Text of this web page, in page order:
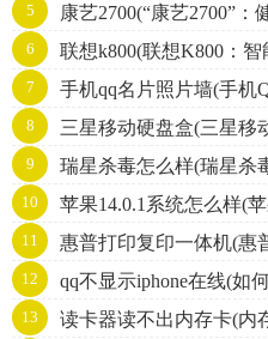
全套打印需求)
5 康艺2700(“康艺2700”
6 联想k800(联想K800：
7 手机qq名片照片墙(手机
8
三星移动硬盘盒(三星
存储！)
9 瑞星杀毒怎么样(瑞星杀
10 苹果14.0.1系统怎么样(
11
惠普打印复印一体机(惠
印、扫描三合一)
12
qq不显示iphone在线(如
题？)
13 读卡器读不出内存卡(内